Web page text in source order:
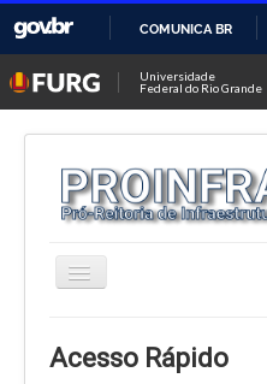
COMUNICA BR
Universidade
Federal do Rio Grande
Alternar
Navegação
Prefeitura Universitária
Acesso Rápido